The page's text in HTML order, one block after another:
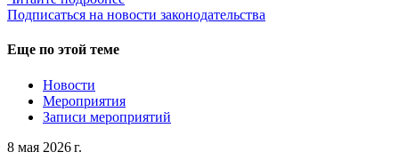
Подписаться на новости законодательства
Еще по этой теме
Новости
Мероприятия
Записи мероприятий
8 мая 2026 г.